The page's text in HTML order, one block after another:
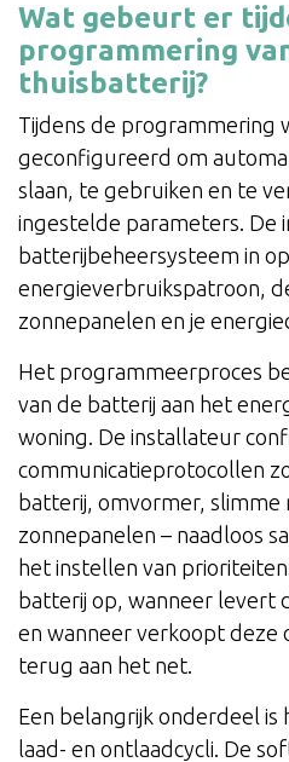
Wat gebeurt er
programmering
thuisbatterij?
Tijdens de programmering
geconfigureerd om
slaan, te gebruiken en te
ingestelde parameters. De
batterijbeheersysteem in op
energieverbruikspatroon,
zonnepanelen en je
Het programmeerproces
van de batterij aan het
woning. De installateur
communicatieprotocollen
batterij, omvormer,
zonnepanelen – naadloos
het instellen van
batterij op, wanneer levert
en wanneer verkoopt deze
terug aan het net.
Een belangrijk onderdeel is
laad- en ontlaadcycli. De